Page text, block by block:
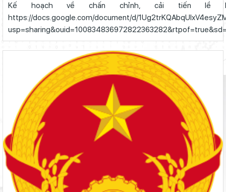
Kế hoạch về chấn chỉnh, cải tiến
https://docs.google.com/document/d/